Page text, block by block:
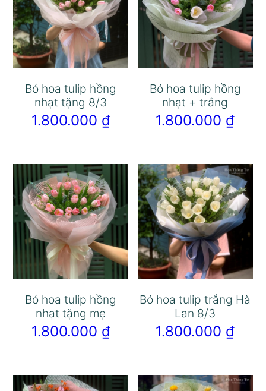
Bó hoa tulip hồng
nhạt tặng 8/3
1.800.000 ₫
Bó hoa tulip hồng
nhạt + trắng
1.800.000 ₫
Bó hoa tulip hồng
nhạt tặng mẹ
1.800.000 ₫
Bó hoa tulip trắng Hà
Lan 8/3
1.800.000 ₫